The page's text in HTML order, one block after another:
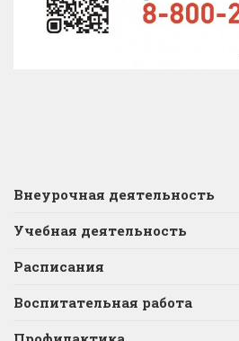
Внеурочная деятельность
Учебная деятельность
Расписания
Воспитательная работа